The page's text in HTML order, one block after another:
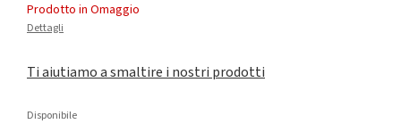
Prodotto in Omaggio
Dettagli
Ti aiutiamo a smaltire i nostri prodotti
Disponibile